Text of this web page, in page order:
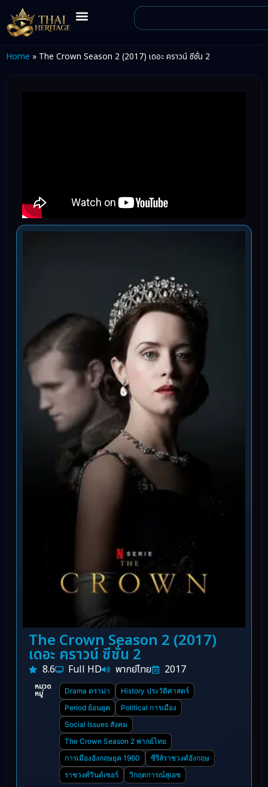
Home » The Crown Season 2 (2017) เดอะ คราวน์ ซีซั่น 2
The Crown Season 2 (2017)
เดอะ คราวน์ ซีซั่น 2
8.6 Full HD พากย์ไทย 2017
หมวด
หมู่ Drama ดราม่า
History ประวัติศาสตร์
Period ย้อนยุค
Political การเมือง
Social Issues สังคม
The Crown Season 2 พากย์ไทย
การเมืองอังกฤษยุค 1960
ซีรีส์ราชวงศ์อังกฤษ
ราชวงศ์วินด์เซอร์
วิกฤตการณ์สุเอซ